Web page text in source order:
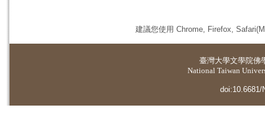
建議您使用 Chrome, Firefox,
臺灣大學文學院佛
National Taiwan
doi:10.6681/